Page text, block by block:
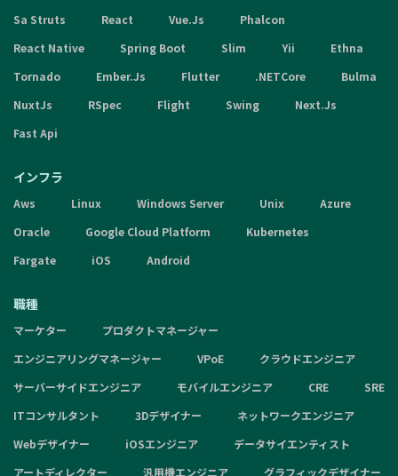
Sa Struts
React Vue.Js
Phalcon
React Native
Spring Boot Slim Yii
Ethna
Tornado
Ember.Js Flutter .NETCore
Bulma
NuxtJs
RSpec Flight Swing
Next.Js
Fast Api
インフラ
Aws Linux Windows Server Unix
Azure
Oracle
Google Cloud Platform
Kubernetes
Fargate
iOS Android
職種
マーケター
プロダクトマネージャー
エンジニアリングマネージャー
VPoE
クラウドエンジニア
サーバーサイドエンジニア
モバイルエンジニア CRE
SRE
ITコンサルタント
3Dデザイナー
ネットワークエンジニア
Webデザイナー
iOSエンジニア
データサイエンティスト
アートディレクター
汎用機エンジニア グラフィックデザイナー